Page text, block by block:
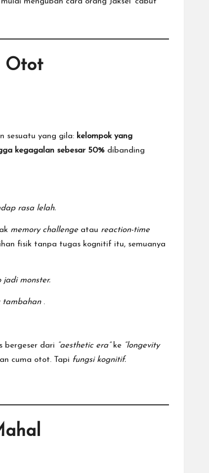
Otot
sesuatu yang gila: kelompok yang
kegagalan sebesar 50% dibanding
rasa lelah.
memory challengeatau reaction-time
fisik tanpa tugas kognitif itu, semuanya
jadi monster.
tambahan .
bergeser dari “aesthetic era”ke “longevity
cuma otot. Tapi fungsi kognitif.